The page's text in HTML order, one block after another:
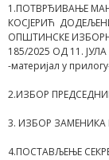
1.ПОТВРЂИВАЊЕ
КОСЈЕРИЋ
ОПШТИНСКЕ
185/2025 ОД 11.
-материјал у
2.ИЗБОР
3. ИЗБОР
4.ПОСТАВЉЕЊЕ